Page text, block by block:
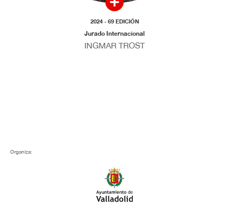
2024 - 69 EDICIÓN
Jurado Internacional
INGMAR TROST
Organiza: